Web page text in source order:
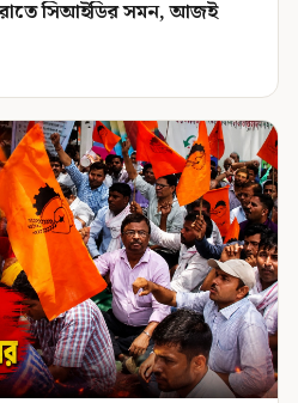
রাতে সিআইডির সমন, আজই